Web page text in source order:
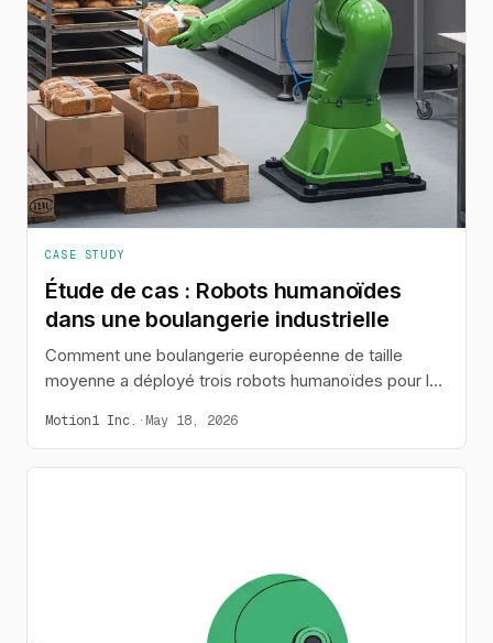
CASE STUDY
Étude de cas : Robots humanoïdes
dans une boulangerie industrielle
Comment une boulangerie européenne de taille
moyenne a déployé trois robots humanoïdes pour la
supplémentaires de 60 % et améliorant la précision
Motion1 Inc. · May 18, 2026